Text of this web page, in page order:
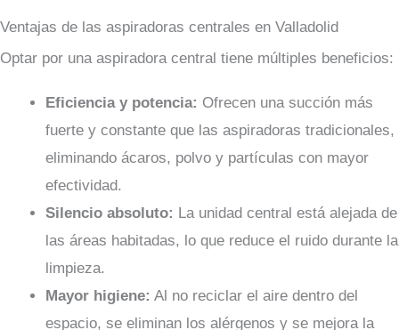
Ventajas de las aspiradoras centrales en Valladolid
Optar por una aspiradora central tiene múltiples beneficios:
Eficiencia y potencia: Ofrecen una succión más
fuerte y constante que las aspiradoras tradicionales,
eliminando ácaros, polvo y partículas con mayor
efectividad.
Silencio absoluto: La unidad central está alejada de
las áreas habitadas, lo que reduce el ruido durante la
limpieza.
Mayor higiene: Al no reciclar el aire dentro del
espacio, se eliminan los alérgenos y se mejora la